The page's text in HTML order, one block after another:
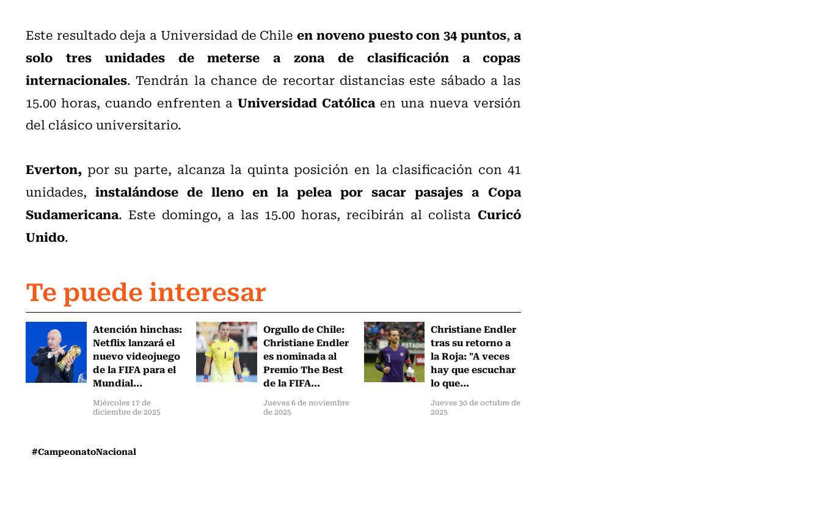
Este resultado deja a Universidad de Chileen noveno puesto con 34 puntos, a
solo tres unidades de meterse a zona de clasificación a copas
internacionales. Tendrán la chance de recortar distancias este sábado a las
15.00 horas, cuando enfrenten aUniversidad Católica en una nueva versión
del clásico universitario.
Everton, por su parte, alcanza la quinta posición en la clasificación con 41
unidades,instalándose de lleno en la pelea por sacar pasajes a Copa
Sudamericana. Este domingo, a las 15.00 horas, recibirán al colista Curicó
Unido.
Te puede interesar
Atención hinchas:
Netflix lanzará el
nuevo videojuego
de la FIFA para el
Mundial...
Miércoles 17 de
diciembre de 2025
Orgullo de Chile:
Christiane Endler
es nominada al
Premio The Best
de la FIFA...
Jueves 6 de noviembre
de 2025
Christiane Endler
tras su retorno a
la Roja: "A veces
hay que escuchar
lo que...
Jueves 30 de octubre de
2025
#CampeonatoNacional